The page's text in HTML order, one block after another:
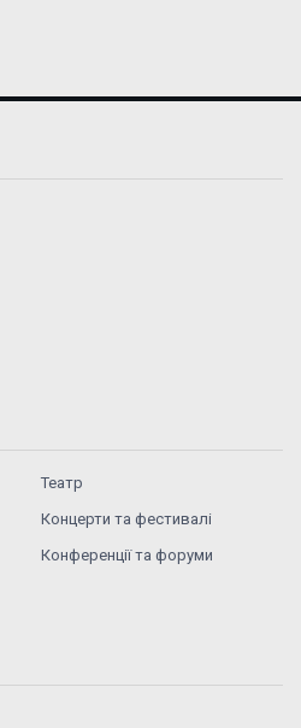
Театр
Концерти та фестивалі
Конференції та форуми